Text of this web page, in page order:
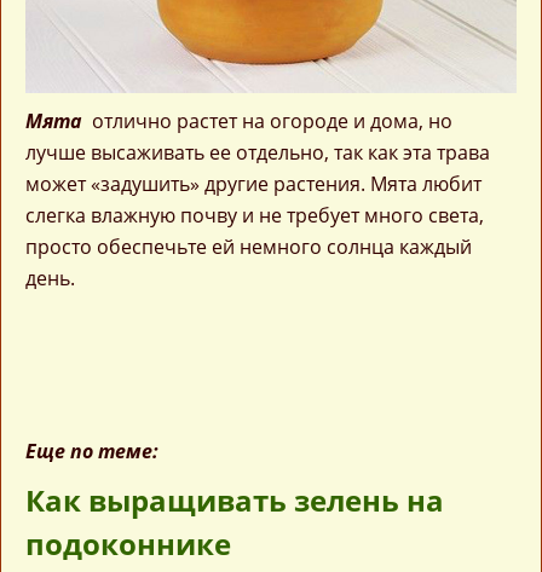
Мята отлично растет на огороде и дома, но
лучше высаживать ее отдельно, так как эта трава
может «задушить» другие растения. Мята любит
слегка влажную почву и не требует много света,
просто обеспечьте ей немного солнца каждый
день.
Еще по теме:
Как выращивать зелень на
подоконнике